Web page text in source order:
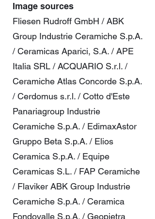
Image sources
Fliesen Rudroff GmbH / ABK
Group Industrie Ceramiche S.p.A.
/ Ceramicas Aparici, S.A. / APE
Italia SRL / ACQUARIO S.r.l. /
Ceramiche Atlas Concorde S.p.A.
/ Cerdomus s.r.l. / Cotto d'Este
Panariagroup Industrie
Ceramiche S.p.A. / EdimaxAstor
Gruppo Beta S.p.A. / Elios
Ceramica S.p.A. / Equipe
Ceramicas S.L. / FAP Ceramiche
/ Flaviker ABK Group Industrie
Ceramiche S.p.A. / Ceramica
Fondovalle S.p.A. / Geopietra